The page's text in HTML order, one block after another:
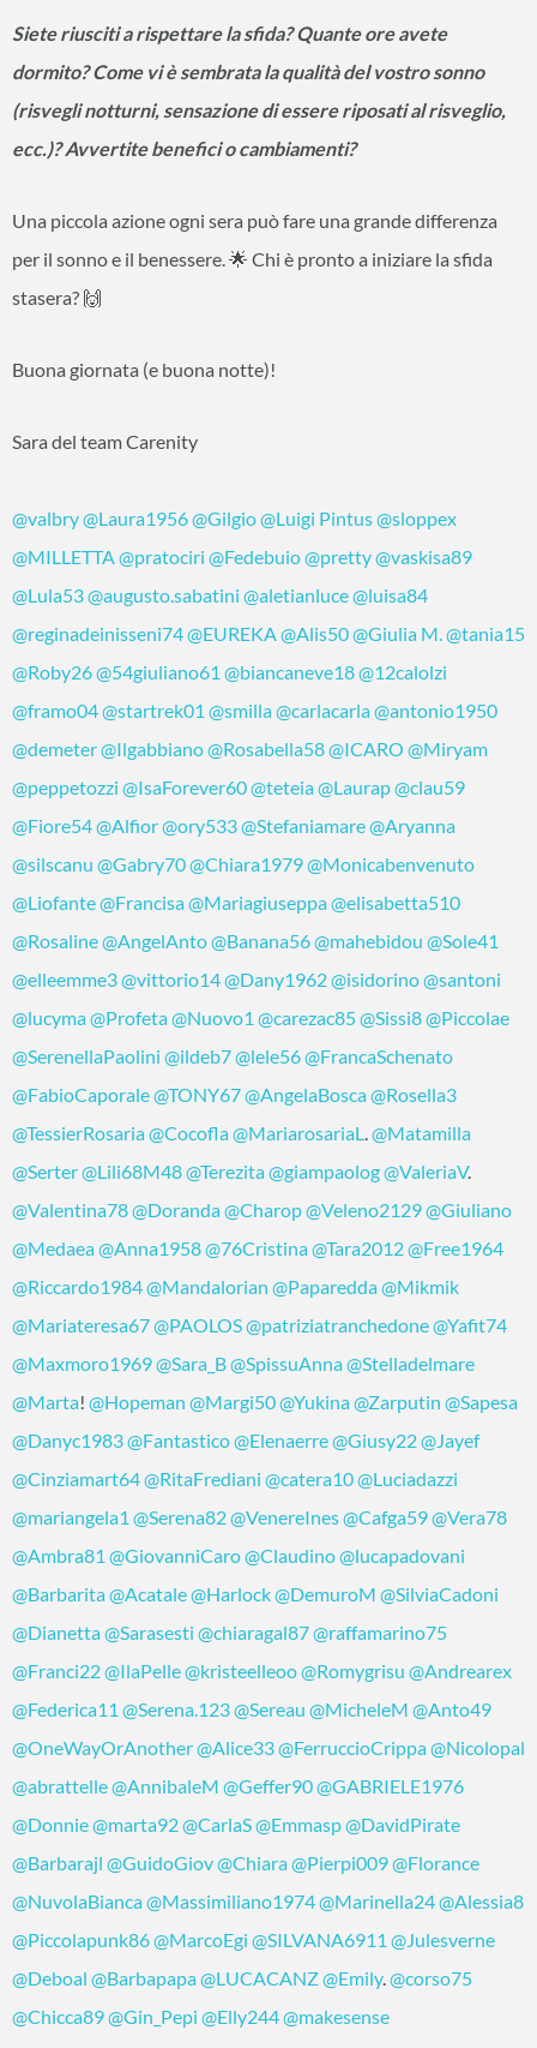
Siete riusciti a rispettare la sfida? Quante ore avete
dormito? Come vi è sembrata la qualità del vostro sonno
(risvegli notturni, sensazione di essere riposati al risveglio,
ecc.)? Avvertite benefici o cambiamenti?
Una piccola azione ogni sera può fare una grande differenza
per il sonno e il benessere. 🌟 Chi è pronto a iniziare la sfida
stasera? 🙌
Buona giornata (e buona notte)!
Sara del team Carenity
@valbry@Laura1956@Gilgio@Luigi Pintus@sloppex
@MILLETTA@pratociri @Fedebuio@pretty@vaskisa89
@Lula53@augusto.sabatini @aletianluce@luisa84
@reginadeinisseni74@EUREKA@Alis50@Giulia M.@tania15
@Roby26@54giuliano61 @biancaneve18@12calolzi
@framo04@startrek01 @smilla@carlacarla@antonio1950
@demeter@Ilgabbiano@Rosabella58@ICARO @Miryam
@peppetozzi @IsaForever60@teteia@Laurap@clau59
@Fiore54@Alfior@ory533@Stefaniamare@Aryanna
@silscanu @Gabry70@Chiara1979@Monicabenvenuto
@Liofante@Francisa@Mariagiuseppa@elisabetta510
@Rosaline@AngelAnto@Banana56@mahebidou @Sole41
@elleemme3@vittorio14@Dany1962@isidorino@santoni
@lucyma@Profeta@Nuovo1 @carezac85@Sissi8@Piccolae
@SerenellaPaolini @ildeb7@lele56@FrancaSchenato
@FabioCaporale@TONY67@AngelaBosca@Rosella3
@TessierRosaria@Cocofla@MariarosariaL.@Matamilla
@Serter@Lili68M48@Terezita@giampaolog@ValeriaV.
@Valentina78@Doranda@Charop@Veleno2129@Giuliano
@Medaea@Anna1958@76Cristina@Tara2012@Free1964
@Riccardo1984@Mandalorian @Paparedda@Mikmik
@Mariateresa67@PAOLOS@patriziatranchedone@Yafit74
@Maxmoro1969@Sara_B@SpissuAnna@Stelladelmare
@Marta! @Hopeman @Margi50@Yukina@Zarputin @Sapesa
@Danyc1983@Fantastico@Elenaerre@Giusy22@Jayef
@Cinziamart64@RitaFrediani @catera10@Luciadazzi
@mariangela1 @Serena82@VenereInes@Cafga59@Vera78
@Ambra81 @GiovanniCaro@Claudino@lucapadovani
@Barbarita@Acatale@Harlock@DemuroM @SilviaCadoni
@Dianetta@Sarasesti @chiaragal87@raffamarino75
@Franci22@IlaPelle@kristeelleoo@Romygrisu @Andrearex
@Federica11 @Serena.123@Sereau @MicheleM @Anto49
@OneWayOrAnother@Alice33@FerruccioCrippa@Nicolopal
@abrattelle@AnnibaleM @Geffer90@GABRIELE1976
@Donnie@marta92@CarlaS@Emmasp@DavidPirate
@Barbarajl @GuidoGiov@Chiara@Pierpi009@Florance
@NuvolaBianca@Massimiliano1974@Marinella24@Alessia8
@Piccolapunk86@MarcoEgi @SILVANA6911 @Julesverne
@Deboal @Barbapapa@LUCACANZ@Emily.@corso75
@Chicca89@Gin_Pepi @Elly244@makesense